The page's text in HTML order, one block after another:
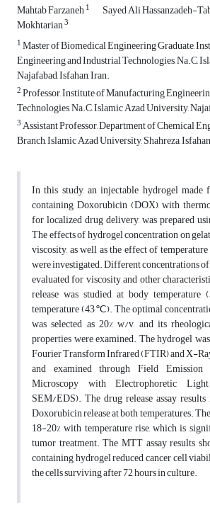
Mahtab Farzaneh1 Sayed Ali Hassanzadeh-
Mokhtarian3
1Master of Biomedical Engineering Graduate,
Engineering and Industrial Technologies, Na.C,
Najafabad, Isfahan, Iran.
2Professor, Institute of Manufacturing
Technologies, Na.C, Islamic Azad University,
3Assistant Professor, Department of Chemical
Branch, Islamic Azad University, Shahreza,
In this study, an injectable hydrogel
containing Doxorubicin (DOX), with
for localized drug delivery, was prepared
The effects of hydrogel concentration on
viscosity, as well as the effect of
were investigated. Different concentrations
evaluated for viscosity and other
release was studied at body
temperature (43℃). The optimal
was selected as 20% w/v, and its
properties were examined. The hydrogel
Fourier Transform Infrared (FTIR) and X-
and examined through Field Emission
Microscopy with Electrophoretic
SEM/EDS). The drug release assay
Doxorubicin release at both temperatures.
18-20% with temperature rise, which is
tumor treatment. The MTT assay results
containing hydrogel reduced cancer cell
the cells surviving after 72 hours in culture.